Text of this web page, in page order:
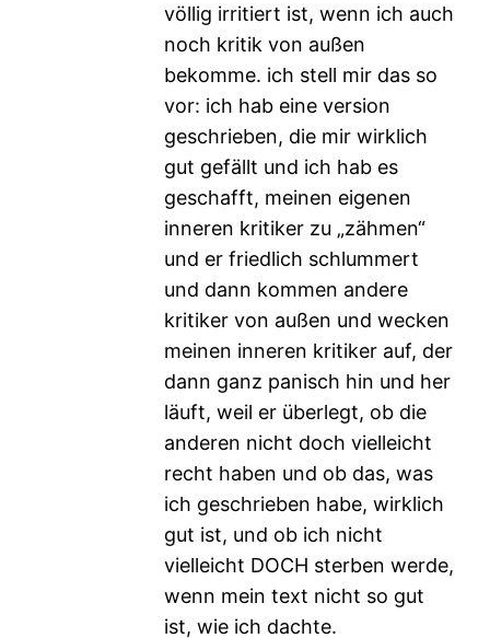
völlig irritiert ist, wenn ich auch
noch kritik von außen
bekomme. ich stell mir das so
vor: ich hab eine version
geschrieben, die mir wirklich
gut gefällt und ich hab es
geschafft, meinen eigenen
inneren kritiker zu „zähmen“
und er friedlich schlummert
und dann kommen andere
kritiker von außen und wecken
meinen inneren kritiker auf, der
dann ganz panisch hin und her
läuft, weil er überlegt, ob die
anderen nicht doch vielleicht
recht haben und ob das, was
ich geschrieben habe, wirklich
gut ist, und ob ich nicht
vielleicht DOCH sterben werde,
wenn mein text nicht so gut
ist, wie ich dachte.